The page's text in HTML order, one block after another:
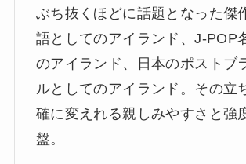
ぶち抜くほどに話題となった傑
語としてのアイランド、J-POP
のアイランド、日本のポストブ
ルとしてのアイランド。その立
確に変えれる親しみやすさと強
盤。